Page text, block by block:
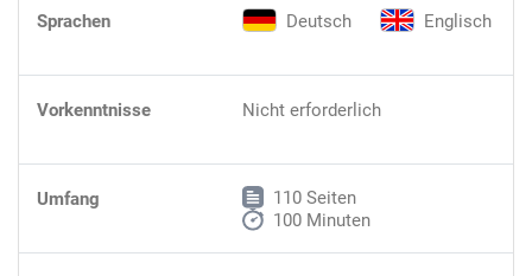
Sprachen Deutsch Englisch
Vorkenntnisse Nicht erforderlich
Umfang
110 Seiten
100 Minuten